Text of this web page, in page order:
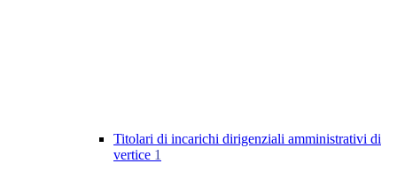
Titolari di incarichi dirigenziali amministrativi di
vertice 1